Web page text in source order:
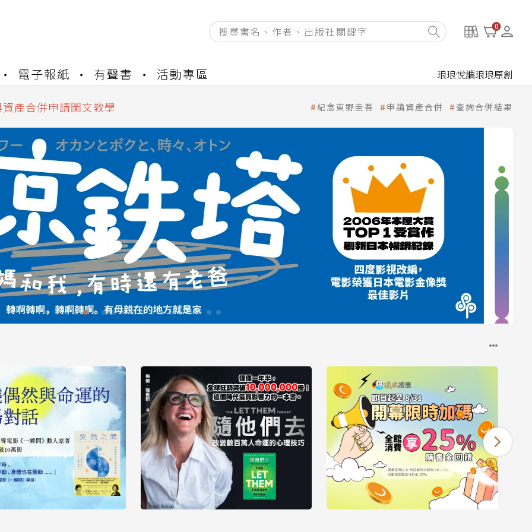
0
電子報紙 有聲書 活動專區 琅琅悅讀琅琅原創
開通申請
產合併申請圖文教學
開通申請
紀念東野圭吾 申請資產合併 查詢合併結果